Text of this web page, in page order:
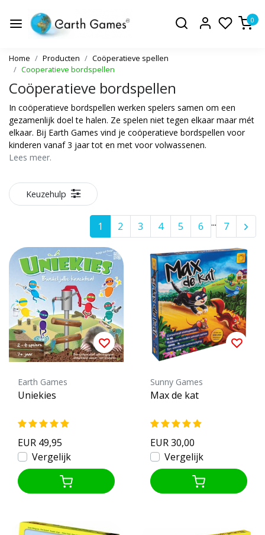
0
Home Producten
Coöperatieve spellen
Cooperatieve bordspellen
Coöperatieve bordspellen
In coöperatieve bordspellen werken spelers samen om een
gezamenlijk doel te halen. Ze spelen niet tegen elkaar maar mét
elkaar. Bij Earth Games vind je coöperatieve bordspellen voor
kinderen vanaf 3 jaar tot en met voor volwassenen.
Lees meer.
Keuzehulp
1 2 3 4 5 6 ... 7
Earth Games
Uniekies
EUR 49,95
Vergelijk
Sunny Games
Max de kat
EUR 30,00
Vergelijk